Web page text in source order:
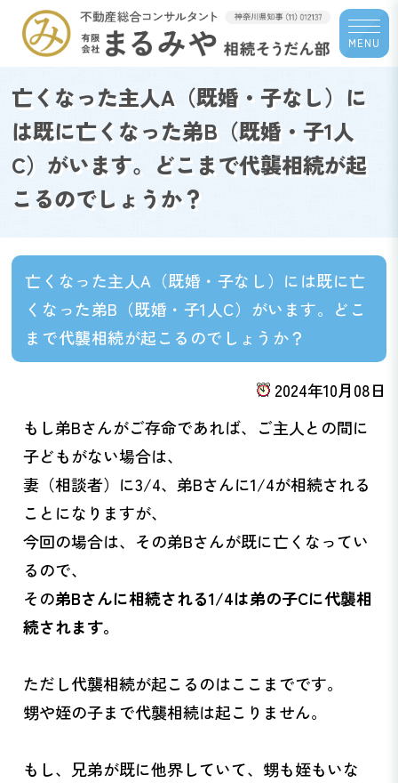
MENU
亡くなった主人A（既婚・子なし）に
は既に亡くなった弟B（既婚・子1人
C）がいます。どこまで代襲相続が起
こるのでしょうか？
亡くなった主人A（既婚・子なし）には既に亡
くなった弟B（既婚・子1人C）がいます。どこ
まで代襲相続が起こるのでしょうか？
2024年10月08日
もし弟Bさんがご存命であれば、ご主人との間に
子どもがない場合は、
妻（相談者）に3/4、弟Bさんに1/4が相続される
ことになりますが、
今回の場合は、その弟Bさんが既に亡くなってい
るので、
その弟Bさんに相続される1/4は弟の子Cに代襲相
続されます。
ただし代襲相続が起こるのはここまでです。
甥や姪の子まで代襲相続は起こりません。
もし、兄弟が既に他界していて、甥も姪もいな